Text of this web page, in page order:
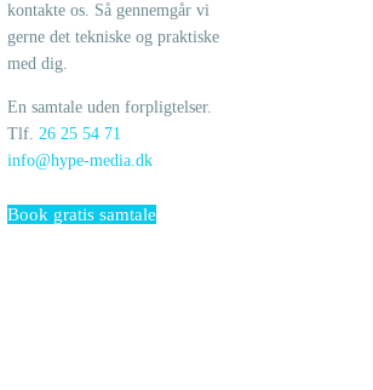
kontakte os. Så gennemgår vi
gerne det tekniske og praktiske
med dig.
En samtale uden forpligtelser.
Tlf. 26 25 54 71
info@hype-media.dk
Book gratis samtale